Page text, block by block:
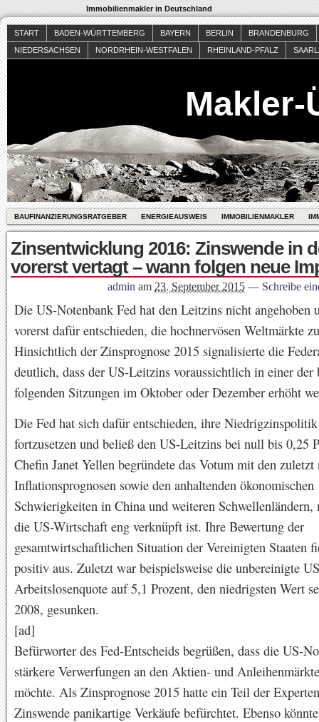
Immobilienmakler in Deutschland
START BADEN-WÜRTTEMBERG BAYERN BERLIN
BRANDENBURG
NIEDERSACHSEN
NORDRHEIN-WESTFALEN RHEINLAND-PFALZ
Makler-
BAUFINANZIERUNGSRATGEBER ENERGIEAUSWEIS IMMOBILIENMAKLER
Zinsentwicklung 2016: Zinswende in
vorerst vertagt – wann folgen neue
admin am 23. September 2015 — Schreibe
Die US-Notenbank Fed hat den Leitzins nicht angehoben
vorerst dafür entschieden, die hochnervösen Weltmärkte
Hinsichtlich der Zinsprognose 2015 signalisierte die
deutlich, dass der US-Leitzins voraussichtlich in einer der
folgenden Sitzungen im Oktober oder Dezember erhöht
Die Fed hat sich dafür entschieden, ihre
fortzusetzen und beließ den US-Leitzins bei null bis 0,25
Chefin Janet Yellen begründete das Votum mit den
Inflationsprognosen sowie den anhaltenden ökonomischen
Schwierigkeiten in China und weiteren Schwellenländern,
die US-Wirtschaft eng verknüpft ist. Ihre Bewertung der
gesamtwirtschaftlichen Situation der Vereinigten Staaten
positiv aus. Zuletzt war beispielsweise die unbereinigte
Arbeitslosenquote auf 5,1 Prozent, den niedrigsten Wert
2008, gesunken.
[ad]
Befürworter des Fed-Entscheids begrüßen, dass die US-
stärkere Verwerfungen an den Aktien- und
möchte. Als Zinsprognose 2015 hatte ein Teil der
Zinswende panikartige Verkäufe befürchtet. Ebenso